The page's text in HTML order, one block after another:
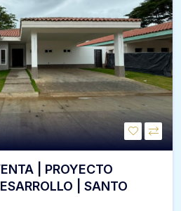
| PROYECTO
| SANTO